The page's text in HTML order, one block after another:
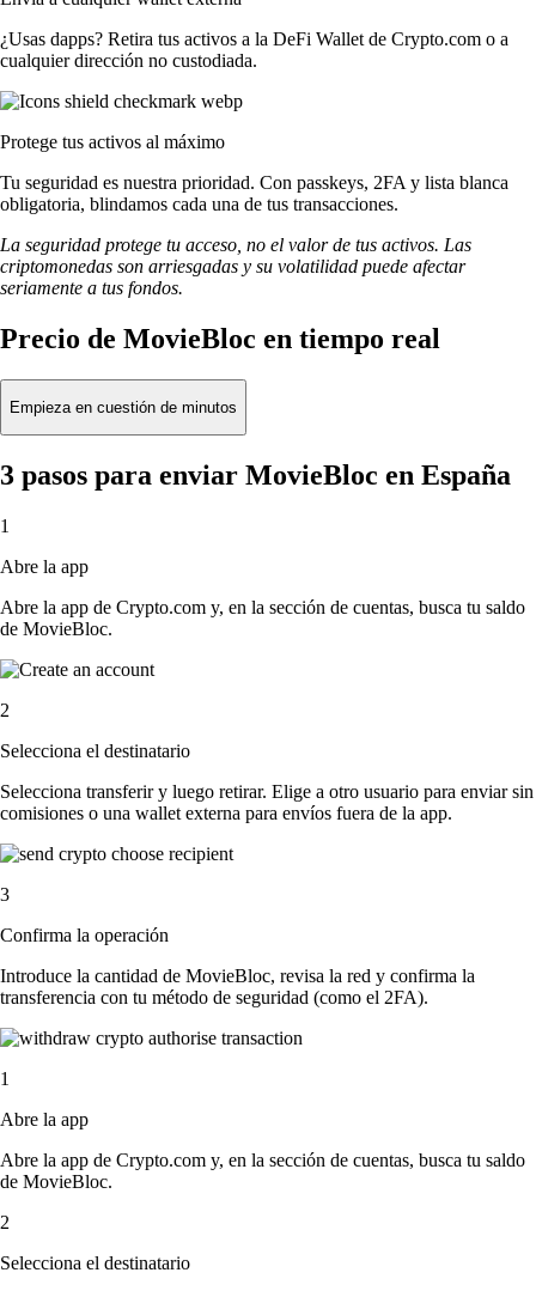
¿Usas dapps? Retira tus activos a la DeFi Wallet de Crypto.com o a
cualquier dirección no custodiada.
Protege tus activos al máximo
Tu seguridad es nuestra prioridad. Con passkeys, 2FA y lista blanca
obligatoria, blindamos cada una de tus transacciones.
La seguridad protege tu acceso, no el valor de tus activos. Las
criptomonedas son arriesgadas y su volatilidad puede afectar
seriamente a tus fondos.
Precio de MovieBloc en tiempo real
Empieza en cuestión de minutos
3 pasos para enviar MovieBloc en España
1
Abre la app
Abre la app de Crypto.com y, en la sección de cuentas, busca tu saldo
de MovieBloc.
2
Selecciona el destinatario
Selecciona transferir y luego retirar. Elige a otro usuario para enviar sin
comisiones o una wallet externa para envíos fuera de la app.
3
Confirma la operación
Introduce la cantidad de MovieBloc, revisa la red y confirma la
transferencia con tu método de seguridad (como el 2FA).
1
Abre la app
Abre la app de Crypto.com y, en la sección de cuentas, busca tu saldo
de MovieBloc.
2
Selecciona el destinatario